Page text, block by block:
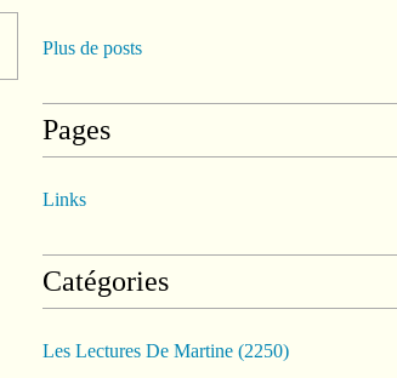
Plus de posts
Pages
Links
Catégories
Les Lectures De Martine (2250)